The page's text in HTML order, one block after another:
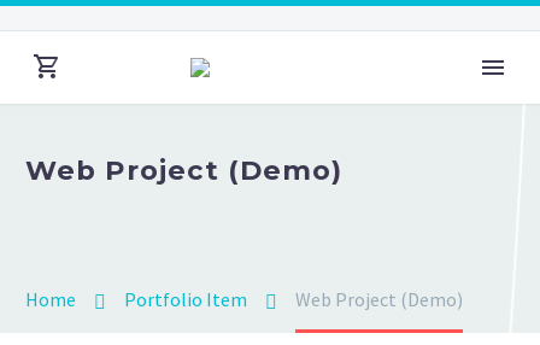
Web Project (Demo)
Home Portfolio Item Web Project (Demo)